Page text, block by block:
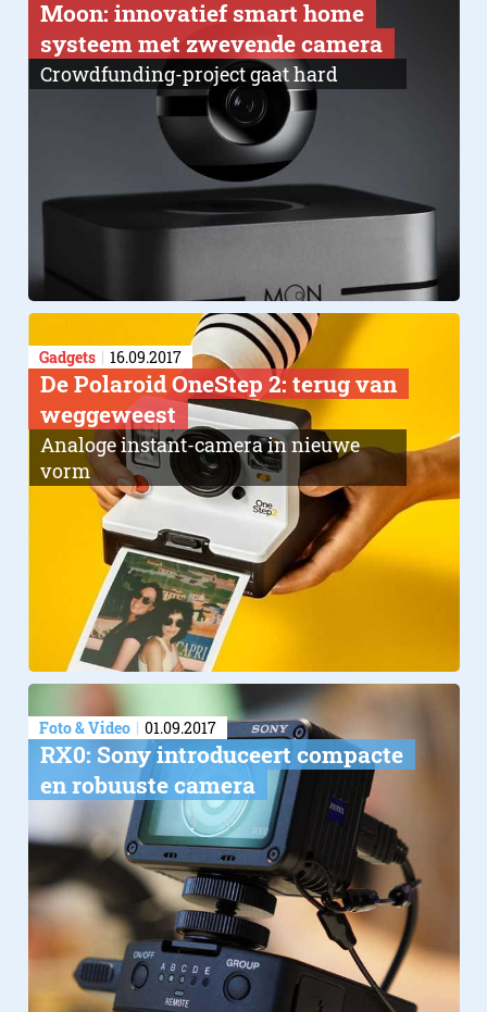
Moon: innovatief smart home
systeem met zwevende camera
Crowdfunding-project gaat hard
Gadgets 16.09.2017
De Polaroid OneStep 2: terug van
weggeweest
Analoge instant-camera in nieuwe
vorm
Foto & Video 01.09.2017
RX0: Sony introduceert compacte
en robuuste camera